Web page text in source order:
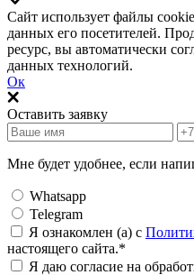
Сайт использует файлы
данных его посетителей.
ресурс, вы автоматически
данных технологий.
Ок
Оставить заявку
Мне будет удобнее, если
Whatsapp
Telegram
Я ознакомлен (а) с
настоящего сайта.*
Я даю согласие на